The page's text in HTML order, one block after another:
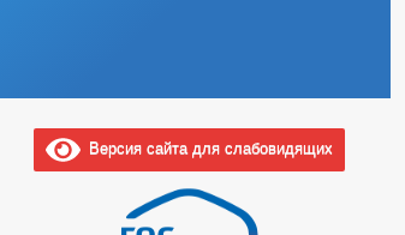
Версия сайта для слабовидящих